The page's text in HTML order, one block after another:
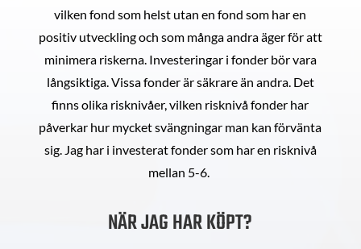
vilken fond som helst utan en fond som har en
positiv utveckling och som många andra äger för att
minimera riskerna. Investeringar i fonder bör vara
långsiktiga. Vissa fonder är säkrare än andra. Det
finns olika risknivåer, vilken risknivå fonder har
påverkar hur mycket svängningar man kan förvänta
sig. Jag har i investerat fonder som har en risknivå
mellan 5-6.
NÄR JAG HAR KÖPT?